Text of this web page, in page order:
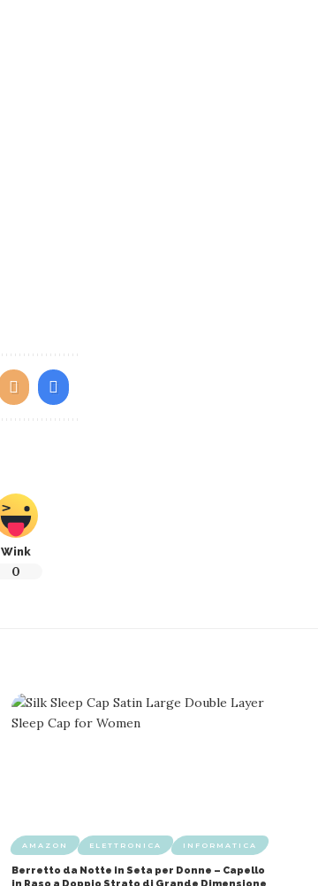
Wink
0
AMAZON ELETTRONICA INFORMATICA
Berretto da Notte in Seta per Donne – Capello
in Raso a Doppio Strato di Grande Dimensione